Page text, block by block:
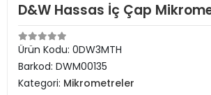
D&W Hassas İç Çap
Ürün Kodu: 0DW3MTH
Barkod: DWM00135
Kategori: Mikrometreler